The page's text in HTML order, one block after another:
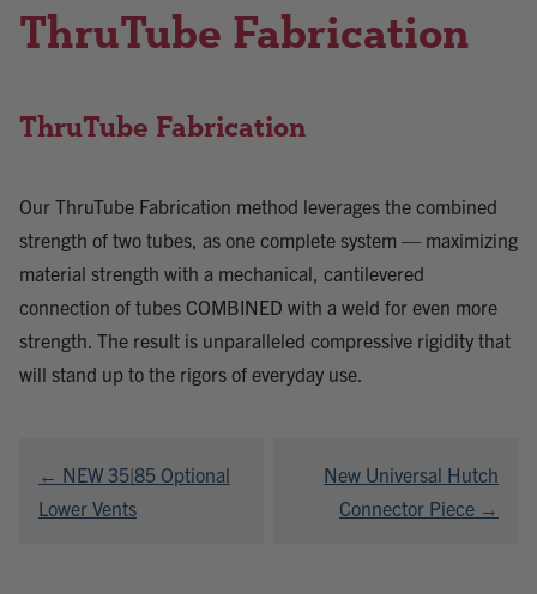
ThruTube Fabrication
ThruTube Fabrication
Our ThruTube Fabrication method leverages the combined
strength of two tubes, as one complete system — maximizing
material strength with a mechanical, cantilevered
connection of tubes COMBINED with a weld for even more
strength. The result is unparalleled compressive rigidity that
will stand up to the rigors of everyday use.
Navigation
de
l’article
← NEW 35|85 Optional
Lower Vents
New Universal Hutch
Connector Piece →